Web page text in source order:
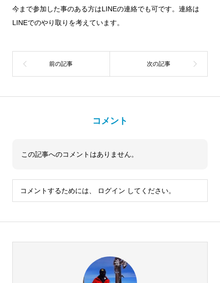
今まで参加した事のある方はLINEの連絡でも可です。連絡は
LINEでのやり取りを考えています。
コメント
この記事へのコメントはありません。
コメントするためには、 ログイン してください。